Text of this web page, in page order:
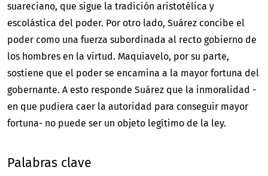
Palabras clave
suareciano, que sigue la tradición aristotélica y
escolástica del poder. Por otro lado, Suárez concibe el
poder como una fuerza subordinada al recto gobierno de
los hombres en la virtud. Maquiavelo, por su parte,
sostiene que el poder se encamina a la mayor fortuna del
gobernante. A esto responde Suárez que la inmoralidad -
en que pudiera caer la autoridad para conseguir mayor
fortuna- no puede ser un objeto legítimo de la ley.